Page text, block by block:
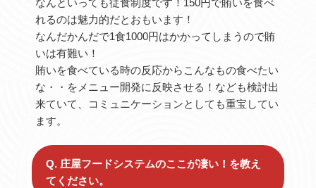
なんといっても従食制度です！150円で賄いを食べ
れるのは魅力的だとおもいます！
なんだかんだで1食1000円はかかってしまうので賄
いは有難い！
賄いを食べている時の反応からこんなもの食べたい
な・・をメニュー開発に反映させる！なども検討出
来ていて、コミュニケーションとしても重宝してい
ます。
Q. 庄屋フードシステムのここが凄い！を教え
てください。